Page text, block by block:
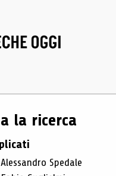
la ricerca
Spedale